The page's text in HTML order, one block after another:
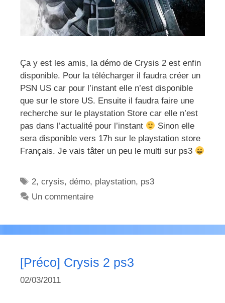
Ça y est les amis, la démo de Crysis 2 est enfin
disponible. Pour la télécharger il faudra créer un
PSN US car pour l’instant elle n’est disponible
que sur le store US. Ensuite il faudra faire une
recherche sur le playstation Store car elle n’est
pas dans l’actualité pour l’instant
Sinon elle
sera disponible vers 17h sur le playstation store
Français. Je vais tâter un peu le multi sur ps3
Étiquettes
2,crysis,démo, playstation, ps3
Un commentaire
[Préco] Crysis 2 ps3
02/03/2011